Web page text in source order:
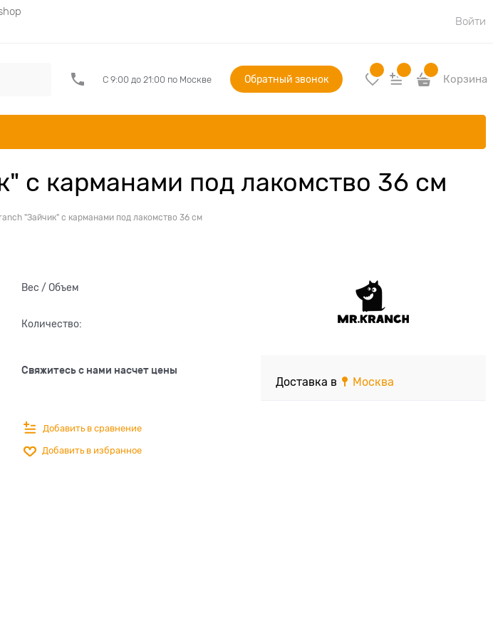
Войти
С 9:00 до 21:00 по Москве Обратный звонок Корзина
с карманами под лакомство 36 см
"Зайчик" с карманами под лакомство 36 см
Вес / Объем
Количество:
Свяжитесь с нами насчет цены
Добавить в сравнение
Добавить в избранное
Доставка в Москва